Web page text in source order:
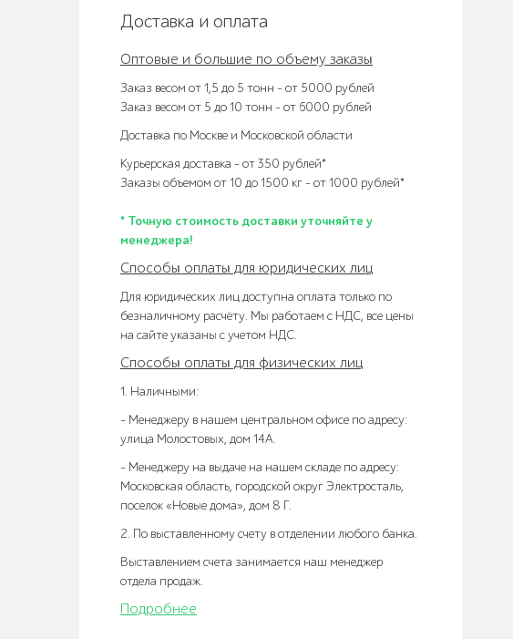
Доставка и оплата
Оптовые и большие по объему заказы
Заказ весом от 1,5 до 5 тонн – от 5000 рублей
Заказ весом от 5 до 10 тонн – от 6000 рублей
Доставка по Москве и Московской области
Курьерская доставка – от 350 рублей*
Заказы объемом от 10 до 1500 кг – от 1000 рублей*
* Точную стоимость доставки уточняйте у
менеджера!
Способы оплаты для юридических лиц
Для юридических лиц доступна оплата только по
безналичному расчёту. Мы работаем с НДС, все цены
на сайте указаны с учетом НДС.
Способы оплаты для физических лиц
1. Наличными:
- Менеджеру в нашем центральном офисе по адресу:
улица Молостовых, дом 14А.
- Менеджеру на выдаче на нашем складе по адресу:
Московская область, городской округ Электросталь,
поселок «Новые дома», дом 8 Г.
2. По выставленному счету в отделении любого банка.
Выставлением счета занимается наш менеджер
отдела продаж.
Подробнее